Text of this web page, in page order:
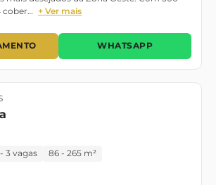
cober… + Ver mais
WHATSAPP
- 3 vagas 86 - 265 m²